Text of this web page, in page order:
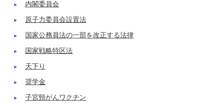
内閣委員会
原子力委員会設置法
国家公務員法の一部を改正する法律
国家戦略特区法
天下り
奨学金
子宮頸がんワクチン